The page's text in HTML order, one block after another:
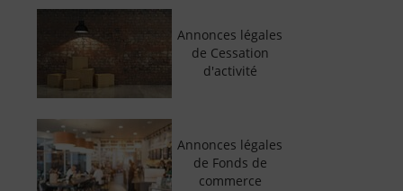
Annonces légales
de Cessation
d'activité
Annonces légales
de Fonds de
commerce